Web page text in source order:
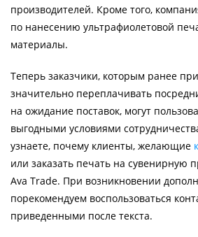
производителей. Кроме того,
по нанесению ультрафиолетовой
материалы.
Теперь заказчики, которым ранее
значительно переплачивать
на ожидание поставок, могут
выгодными условиями
узнаете, почему клиенты, желающие
или заказать печать на сувенирную
Ava Trade. При возникновении
порекомендуем воспользоваться
приведенными после текста.